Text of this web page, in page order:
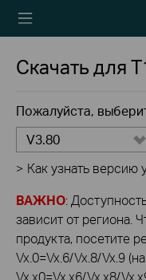
Скачать для
Пожалуйста,
V3.80
> Как узнать версию
ВАЖНО:
зависит от региона.
продукта, посетите
Vx.0=Vx.6/Vx.8/Vx.9
Vx.x0=Vx.x6/Vx.x8/